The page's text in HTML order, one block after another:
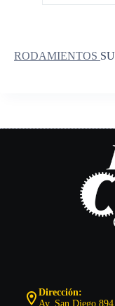
RODAMIENTOS
Dirección:
Av. San Diego